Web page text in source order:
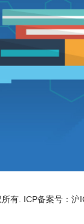
有. ICP备案号：沪